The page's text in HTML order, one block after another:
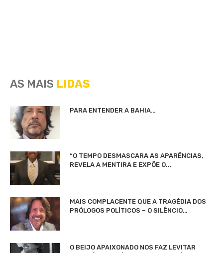
AS MAIS LIDAS
PARA ENTENDER A BAHIA…
“O TEMPO DESMASCARA AS APARÊNCIAS,
REVELA A MENTIRA E EXPÕE O...
MAIS COMPLACENTE QUE A TRAGÉDIA DOS
PRÓLOGOS POLÍTICOS – O SILÊNCIO…
O BEIJO APAIXONADO NOS FAZ LEVITAR